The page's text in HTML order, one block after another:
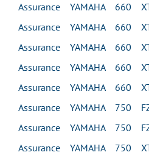
Assurance YAMAHA 660
Assurance YAMAHA 660
Assurance YAMAHA 660 XT
Assurance YAMAHA 660 XT
Assurance YAMAHA 660 XT
Assurance YAMAHA 750
Assurance YAMAHA 750
Assurance YAMAHA 750 XT